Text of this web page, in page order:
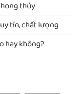
thủy
tín, chất lượng
hay không?